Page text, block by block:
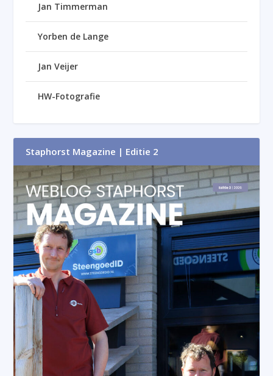
Jan Timmerman
Yorben de Lange
Jan Veijer
HW-Fotografie
Staphorst Magazine | Editie 2